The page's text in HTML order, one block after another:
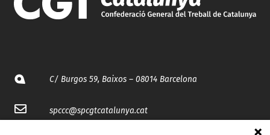
C/ Burgos 59, Baixos – 08014 Barcelona
spccc@spcgtcatalunya.cat